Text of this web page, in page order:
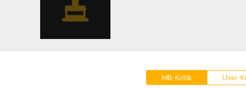
MB-Kritik User-